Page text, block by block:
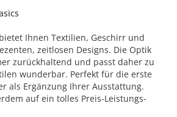
Ihnen Textilien, Geschirr und
zeitlosen Designs. Die Optik
zurückhaltend und passt daher zu
wunderbar. Perfekt für die erste
als Ergänzung Ihrer Ausstattung.
auf ein tolles Preis-Leistungs-